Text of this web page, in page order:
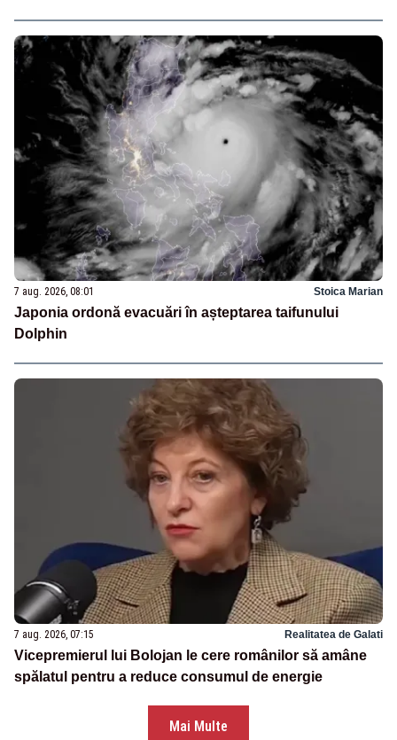
7 aug. 2026, 08:01 Stoica Marian
Japonia ordonă evacuări în așteptarea taifunului
Dolphin
7 aug. 2026, 07:15 Realitatea de Galati
Vicepremierul lui Bolojan le cere românilor să amâne
spălatul pentru a reduce consumul de energie
Mai Multe